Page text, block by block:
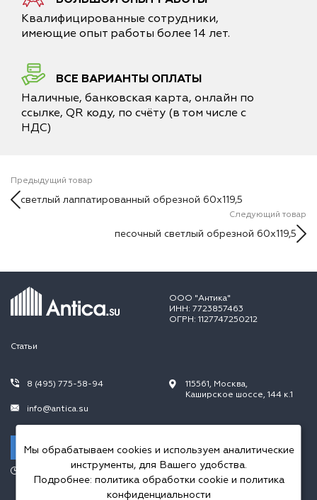
Квалифицированные сотрудники,
имеющие опыт работы более 14 лет.
ВСЕ ВАРИАНТЫ ОПЛАТЫ
Наличные, банковская карта, онлайн по
ссылке, QR коду, по счёту (в том числе с
НДС)
Предыдущий товар
светлый лаппатированный обрезной 60х119,5
Следующий товар
песочный светлый обрезной 60х119,5
ООО "Антика"
ИНН: 7723857463
ОГРН: 1127747250212
Статьи
8 (495) 775-58-94
info@antica.su
Заказать звонок
115561, Москва,
Каширское шоссе, 144 к.1
Пн.-Пт. 10.00-20.00,
Сб.-Вс. 10.00-18.00
Мы обрабатываем cookies и используем аналитические
инструменты, для Вашего удобства.
Подробнее: политика обработки cookieи политика
конфиденциальности